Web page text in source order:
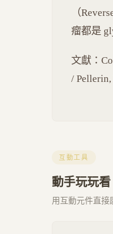
（
瘤都是
文獻：
/
互動工具
動手玩玩看
用互動元件直接